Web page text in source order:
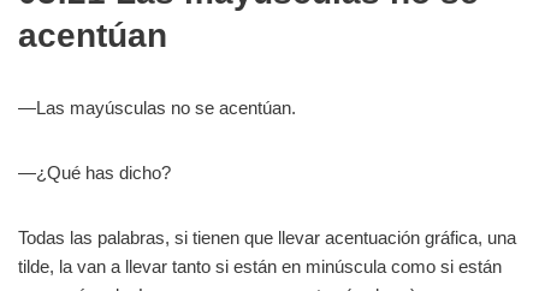
acentúan
—Las mayúsculas no se acentúan.
—¿Qué has dicho?
Todas las palabras, si tienen que llevar acentuación gráfica, una
tilde, la van a llevar tanto si están en minúscula como si están